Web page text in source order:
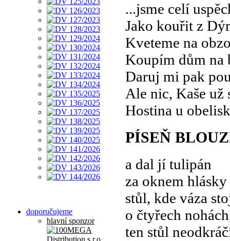
doporučujeme
hlavní sponzor
...jsme celí
Jako kouřit z
Kveteme na
Koupím dům na
Daruj mi pak
Ale nic, Kaše už
Hostina u
PÍSEŇ
a dal jí tulipán
za oknem
stůl, kde váza
o čtyřech
ten stůl